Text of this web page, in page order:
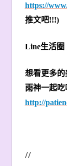
https://
推文吧!!!)
Line生活圈
想看更多的
雨神一起吃
http://
//